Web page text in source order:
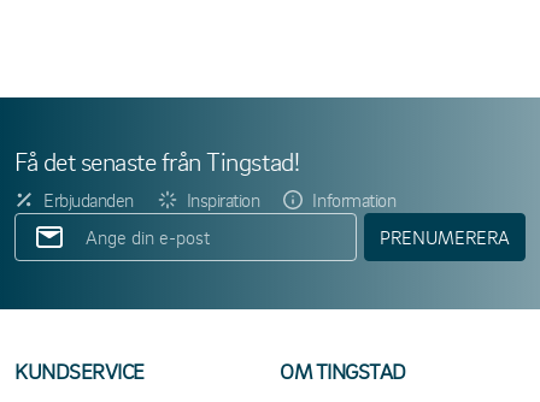
Få det senaste från Tingstad!
Erbjudanden Inspiration
Information
PRENUMERERA
KUNDSERVICE
OM TINGSTAD